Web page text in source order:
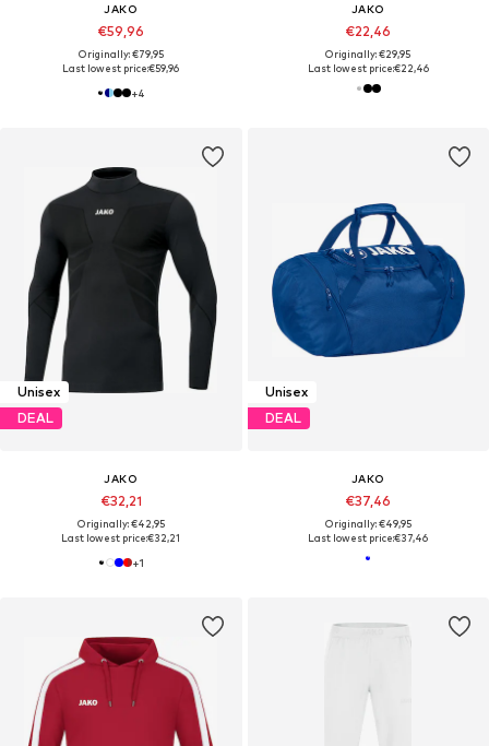
JAKO
€59,96
Originally: €79,95
Last lowest price:€59,96
+4
JAKO
€22,46
Originally: €29,95
Last lowest price:€22,46
Unisex
DEAL
JAKO
€32,21
Originally: €42,95
Last lowest price:€32,21
+1
Unisex
DEAL
JAKO
€37,46
Originally: €49,95
Last lowest price:€37,46